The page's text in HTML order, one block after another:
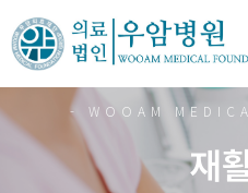
- WOOAM
재